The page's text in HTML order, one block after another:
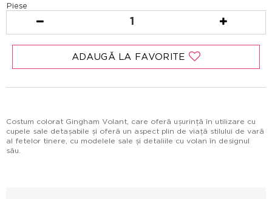
Piese
1
ADAUGĂ LA FAVORITE
Costum colorat Gingham Volant, care oferă ușurință în utilizare cu
cupele sale detașabile și oferă un aspect plin de viață stilului de vară
al fetelor tinere, cu modelele sale și detaliile cu volan în designul
său.